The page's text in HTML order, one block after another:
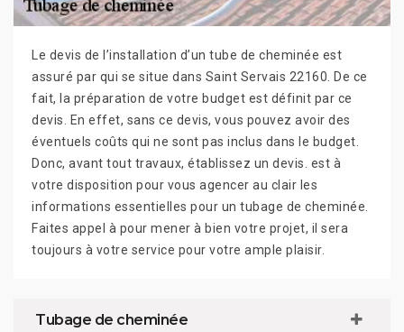
Le devis de l’installation d’un tube de cheminée est
assuré par qui se situe dans Saint Servais 22160. De ce
fait, la préparation de votre budget est définit par ce
devis. En effet, sans ce devis, vous pouvez avoir des
éventuels coûts qui ne sont pas inclus dans le budget.
Donc, avant tout travaux, établissez un devis. est à
votre disposition pour vous agencer au clair les
informations essentielles pour un tubage de cheminée.
Faites appel à pour mener à bien votre projet, il sera
toujours à votre service pour votre ample plaisir.
Tubage de cheminée